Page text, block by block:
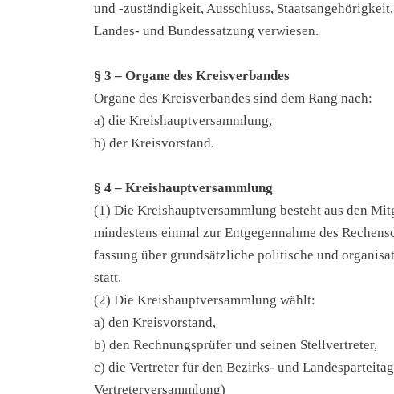
und ‑zustän­dig­keit, Aus­schluss,
Landes- und Bun­des­sat­zung verwiesen.
§ 3 – Orga­ne des Kreis­ver­ban­des
Orga­ne des Kreis­ver­ban­des sind dem Rang nach:
a) die Kreis­haupt­ver­samm­lung,
b) der Kreisvorstand.
§ 4 – Kreis­haupt­ver­samm­lung
(1) Die Kreis­haupt­ver­samm­lung besteht aus den
min­des­tens ein­mal zur Ent­ge­gen­nah­me des
fas­sung über grund­sätz­li­che poli­ti­sche und
statt.
(2) Die Kreis­haupt­ver­samm­lung wählt:
a) den Kreis­vor­stand,
b) den Rech­nungs­prü­fer und sei­nen Stell­ver­tre­ter,
c) die Ver­tre­ter für den Bezirks- und
Ver­tre­ter­ver­samm­lung)